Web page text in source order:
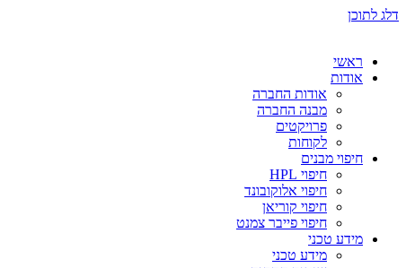
דלג לתוכן
ראשי
אודות
אודות החברה
מבנה החברה
פרויקטים
לקוחות
חיפוי מבנים
חיפוי HPL
חיפוי אלוקובונד
חיפוי קוריאן
חיפוי פייבר צמנט
מידע טכני
מידע טכני